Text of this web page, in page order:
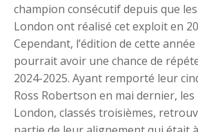
champion consécutif depuis que
London ont réalisé cet exploit en
Cependant, l’édition de cette
pourrait avoir une chance de
2024-2025. Ayant remporté leur
Ross Robertson en mai dernier,
London, classés troisièmes,